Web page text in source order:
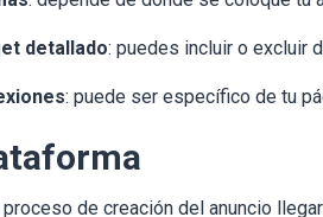
detallado: puedes incluir o excluir
: puede ser específico de tu
proceso de creación del anuncio